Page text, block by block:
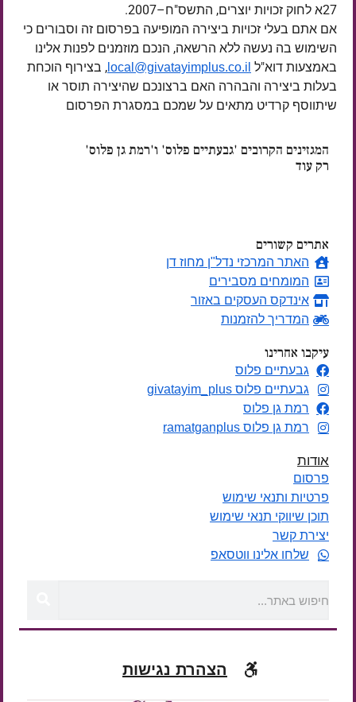
27א לחוק זכויות יוצרים, התשס"ח–2007.
אם אתם בעלי זכויות ביצירה המופיעה בפרסום זה וסבורים כי
השימוש בה נעשה ללא הרשאה, הנכם מוזמנים לפנות אלינו
באמצעות דוא"ל local@givatayimplus.co.il , בצירוף הוכחת
בעלות ביצירה והבהרה האם ברצונכם שהיצירה תוסר או
שיתווסף קרדיט מתאים על שמכם במסגרת הפרסום
המגזינים הקרובים 'גבעתיים פלוס' ו'רמת גן פלוס'
רק עוד
אתרים קשורים
האתר המרכזי נדל"ן מחוז דן
המומחים מסבירים
אינדקס העסקים באזור
המדריך להזמנות
עיקבו אחרינו
גבעתיים פלוס
גבעתיים פלוס givatayim_plus
רמת גן פלוס
רמת גן פלוס ramatganplus
אודות
פרסום
פרטיות ותנאי שימוש
תוכן שיווקי תנאי שימוש
יצירת קשר
שלחו אלינו ווטסאפ
הצהרת נגישות